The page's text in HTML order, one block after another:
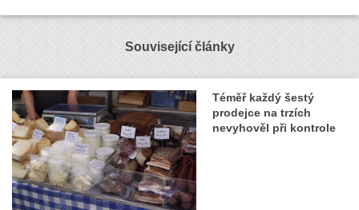
Související články
Téměř každý šestý
prodejce na trzích
nevyhověl při kontrole